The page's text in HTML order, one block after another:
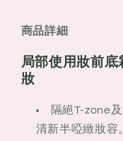
油
正
正
商品詳細
局部使用妝前
妝
隔絕T-zone
清新半啞緻妝容